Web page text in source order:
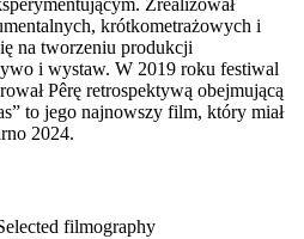
krótkometrażowych i
na tworzeniu produkcji
i wystaw. W 2019 roku festiwal
Pêrę retrospektywą obejmującą
to jego najnowszy film, który miał
2024.
filmography